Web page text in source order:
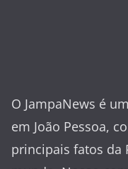
O JampaNews é
em João Pessoa,
principais fatos da